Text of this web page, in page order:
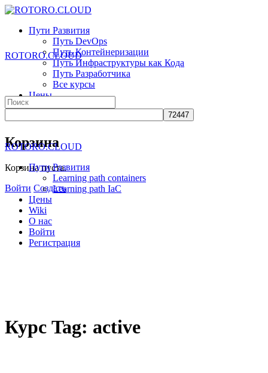
Toggle
Panel
Пути Развития
Путь DevOps
Путь Контейнеризации
Путь Инфраструктуры как Кода
Путь Разработчика
Все курсы
Цены
Wiki
More
options
Корзина
Корзина пуста.
Войти Создать
ROTORO.CLOUD
Search
for:
ROTORO.CLOUD
Пути Развития
Learning path containers
Learning path IaC
Цены
Wiki
О нас
Войти
Регистрация
Курс Tag: active